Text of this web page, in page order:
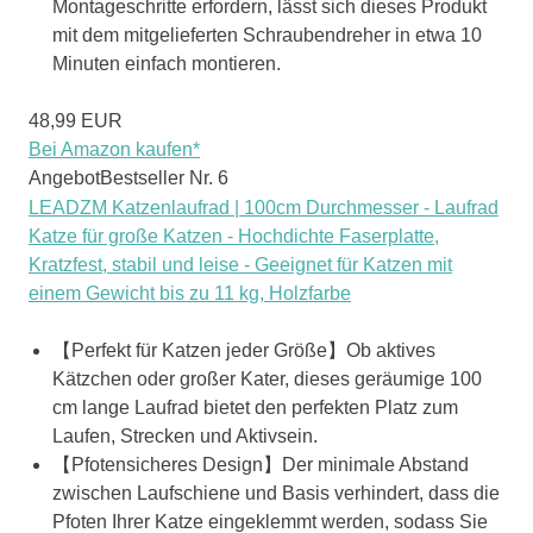
Montageschritte erfordern, lässt sich dieses Produkt
mit dem mitgelieferten Schraubendreher in etwa 10
Minuten einfach montieren.
48,99 EUR
Bei Amazon kaufen*
AngebotBestseller Nr. 6
LEADZM Katzenlaufrad | 100cm Durchmesser - Laufrad
Katze für große Katzen - Hochdichte Faserplatte,
Kratzfest, stabil und leise - Geeignet für Katzen mit
einem Gewicht bis zu 11 kg, Holzfarbe
【Perfekt für Katzen jeder Größe】Ob aktives
Kätzchen oder großer Kater, dieses geräumige 100
cm lange Laufrad bietet den perfekten Platz zum
Laufen, Strecken und Aktivsein.
【Pfotensicheres Design】Der minimale Abstand
zwischen Laufschiene und Basis verhindert, dass die
Pfoten Ihrer Katze eingeklemmt werden, sodass Sie